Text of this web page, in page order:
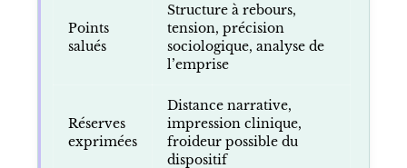
Points
salués
Structure à rebours,
tension, précision
sociologique, analyse de
l’emprise
Réserves
exprimées
Distance narrative,
impression clinique,
froideur possible du
dispositif